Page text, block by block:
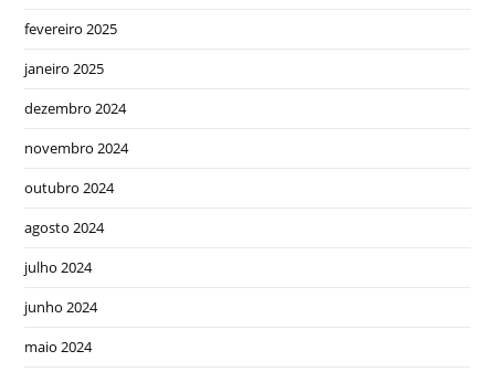
fevereiro 2025
janeiro 2025
dezembro 2024
novembro 2024
outubro 2024
agosto 2024
julho 2024
junho 2024
maio 2024